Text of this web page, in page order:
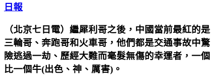
日報
（北京七日電）繼犀利哥之後，中國當前最紅的是
三輪哥、奔跑哥和火車哥，他們都是交通事故中驚
險逃過一劫、歷經大難而毫髮無傷的幸運者，一個
比一個牛(出色、神、厲害)。